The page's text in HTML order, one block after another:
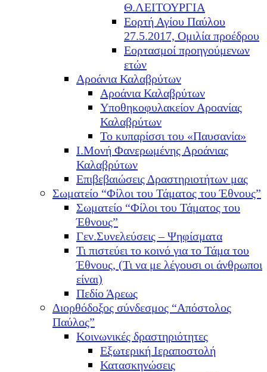
Θ.ΛΕΙΤΟΥΡΓΙΑ
Εορτή Αγίου Παύλου
27.5.2017, Ομιλία προέδρου
Εορτασμοί προηγούμενων
ετών
Αροάνια Καλαβρύτων
Αροάνια Καλαβρύτων
Υποθηκοφυλακείον Αροανίας
Καλαβρύτων
Το κυπαρίσσι του «Παυσανία»
Ι.Μονή Φανερωμένης Αροάνιας
Καλαβρύτων
Επιβεβαιώσεις Δραστηριοτήτων μας
Σωματείο “Φίλοι του Τάματος του Έθνους”
Σωματείο “Φίλοι του Τάματος του
Έθνους”
Γεν.Συνελεύσεις – Ψηφίσματα
Τι πιστεύει το κοινό για το Τάμα του
Έθνους, (Τι να με λέγουσι οι άνθρωποι
είναι)
Πεδίο Άρεως
Διορθόδοξος σύνδεσμος “Απόστολος
Παύλος”
Κοινωνικές δραστηριότητες
Εξωτερική Ιεραποστολή
Κατασκηνώσεις